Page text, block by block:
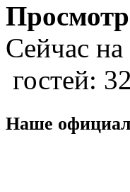
Сейчас на
гостей:
Наше